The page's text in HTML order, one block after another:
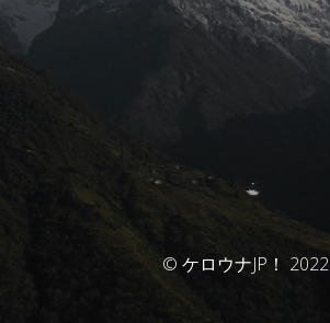
© ケロウナJP！ 2022